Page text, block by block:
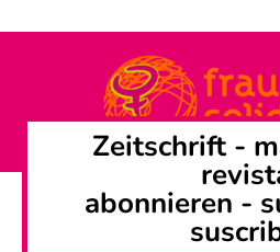
Zeitschrift -
abonnieren -